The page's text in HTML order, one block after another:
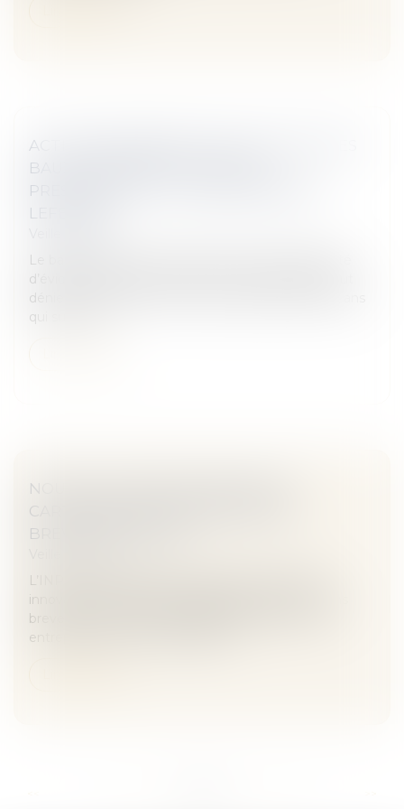
ACTION EN DÉNÉGATION DU STATUT DES
BAUX COMMERCIAUX : QUELLE
PRESCRIPTION ? - ÉDITIONS FRANCIS
LEFEBVRE
Le bailleur qui a offert le paiement d’une indemnité
d’éviction après avoir exercé son droit d’option peut
dénier au locataire le droit au statut dans les deux ans
qui suivent l...
NOUVELLE OFFRE DE SERVICE DE
CARTOGRAPHIE DES INVENTIONS
BREVETÉES | INPI.FR
L’INPI propose désormais aux start-up et PME
innovantes l’analyse cartographique des inventions
brevetées, un outil très puissant qui permet aux
entreprises de mieux connaître l...